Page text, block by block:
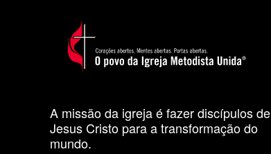
A missão da igreja é fazer discípulos de
Jesus Cristo para a transformação do
mundo.